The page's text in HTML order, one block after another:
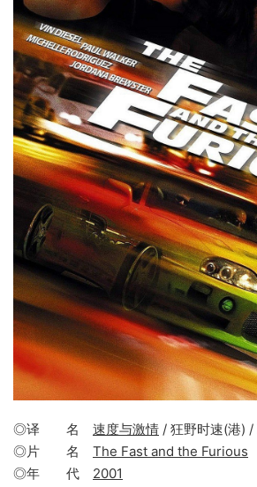
◎译 名 速度与激情 / 狂野时速(港)
◎片 名 The Fast and the Furious
◎年 代 2001